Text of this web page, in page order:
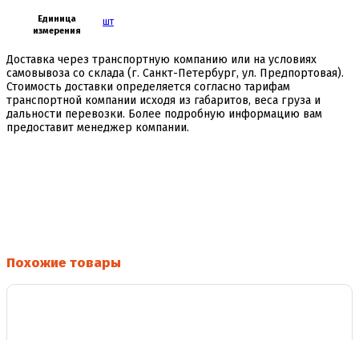
Единица
измерения
шт
Доставка через транспортную компанию или на условиях
самовывоза со склада (г. Санкт-Петербург, ул. Предпортовая).
Стоимость доставки определяется согласно тарифам
транспортной компании исходя из габаритов, веса груза и
дальности перевозки. Более подробную информацию вам
предоставит менеджер компании.
Похожие товары